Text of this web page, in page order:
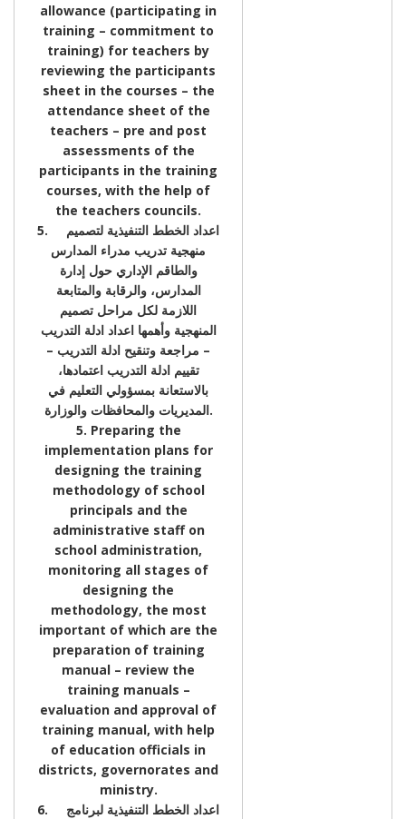
allowance (participating in
training – commitment to
training) for teachers by
reviewing the participants
sheet in the courses – the
attendance sheet of the
teachers – pre and post
assessments of the
participants in the training
courses, with the help of
the teachers councils.
5. اعداد الخطط التنفيذية لتصميم
منهجية تدريب مدراء المدارس
والطاقم الإداري حول إدارة
المدارس، والرقابة والمتابعة
اللازمة لكل مراحل تصميم
المنهجية وأهمها اعداد ادلة التدريب
– مراجعة وتنقيح ادلة التدريب –
تقييم ادلة التدريب اعتمادها،
بالاستعانة بمسؤولي التعليم في
المديريات والمحافظات والوزارة.
5. Preparing the
implementation plans for
designing the training
methodology of school
principals and the
administrative staff on
school administration,
monitoring all stages of
designing the
methodology, the most
important of which are the
preparation of training
manual – review the
training manuals –
evaluation and approval of
training manual, with help
of education officials in
districts, governorates and
ministry.
6. اعداد الخطط التنفيذية لبرنامج